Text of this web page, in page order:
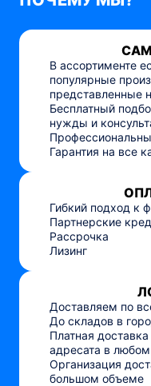
В ассортименте
популярные
представленные
Бесплатный
нужды и
Гарантия на все
Гибкий подход к
Партнерские
Рассрочка
Лизинг
Доставляем по
До складов в
Платная
адресата в
Организация
большом объеме